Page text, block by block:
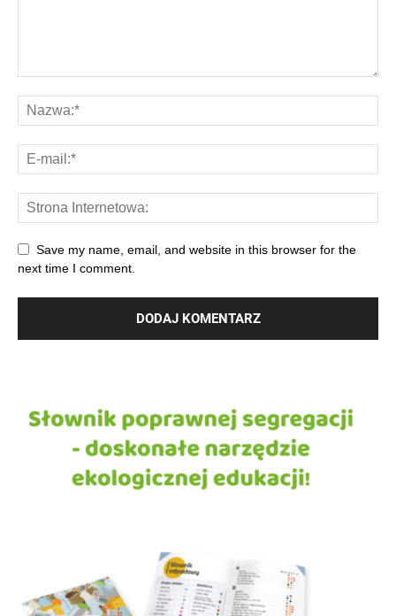
Save my name, email, and website in this browser for the
next time I comment.